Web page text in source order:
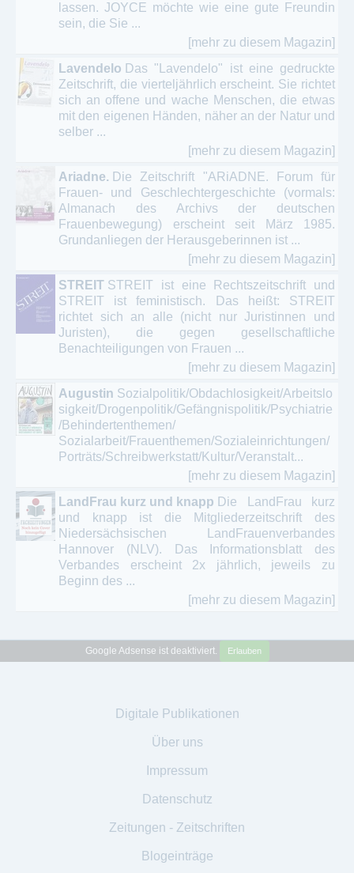
lassen. JOYCE möchte wie eine gute Freundin
sein, die Sie ...
[mehr zu diesem Magazin]
Lavendelo Das "Lavendelo" ist eine gedruckte
Zeitschrift, die vierteljährlich erscheint. Sie richtet
sich an offene und wache Menschen, die etwas
mit den eigenen Händen, näher an der Natur und
selber ...
[mehr zu diesem Magazin]
Ariadne. Die Zeitschrift "ARiADNE. Forum für
Frauen- und Geschlechtergeschichte (vormals:
Almanach des Archivs der deutschen
Frauenbewegung) erscheint seit März 1985.
Grundanliegen der Herausgeberinnen ist ...
[mehr zu diesem Magazin]
STREIT STREIT ist eine Rechtszeitschrift und
STREIT ist feministisch. Das heißt: STREIT
richtet sich an alle (nicht nur Juristinnen und
Juristen), die gegen gesellschaftliche
Benachteiligungen von Frauen ...
[mehr zu diesem Magazin]
Augustin Sozialpolitik/Obdachlosigkeit/Arbeitslo
sigkeit/Drogenpolitik/Gefängnispolitik/Psychiatrie
/Behindertenthemen/
Sozialarbeit/Frauenthemen/Sozialeinrichtungen/
Porträts/Schreibwerkstatt/Kultur/Veranstalt...
[mehr zu diesem Magazin]
LandFrau kurz und knapp Die LandFrau kurz
und knapp ist die Mitgliederzeitschrift des
Niedersächsischen LandFrauenverbandes
Hannover (NLV). Das Informationsblatt des
Verbandes erscheint 2x jährlich, jeweils zu
Beginn des ...
[mehr zu diesem Magazin]
Google Adsense ist deaktiviert. Erlauben
Digitale Publikationen
Über uns
Impressum
Datenschutz
Zeitungen - Zeitschriften
Blogeinträge